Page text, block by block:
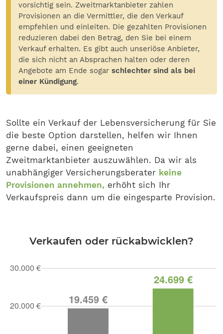
vorsichtig sein. Zweitmarktanbieter zahlen
Provisionen an die Vermittler, die den Verkauf
empfehlen und einleiten. Die gezahlten Provisionen
reduzieren dabei den Betrag, den Sie bei einem
Verkauf erhalten. Es gibt auch unseriöse Anbieter,
die sich nicht an Absprachen halten oder deren
Angebote am Ende sogar schlechter sind als bei
einer Kündigung.
Sollte ein Verkauf der Lebensversicherung für Sie
die beste Option darstellen, helfen wir Ihnen
gerne dabei, einen geeigneten
Zweitmarktanbieter auszuwählen. Da wir als
unabhängiger Versicherungsberater keine
Provisionen annehmen, erhöht sich Ihr
Verkaufspreis dann um die eingesparte Provision.
Verkaufen oder rückabwicklen?